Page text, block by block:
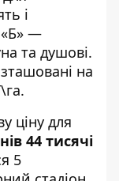
і
«Б» —
та душові.
на
ціну для
44 тисячі
5